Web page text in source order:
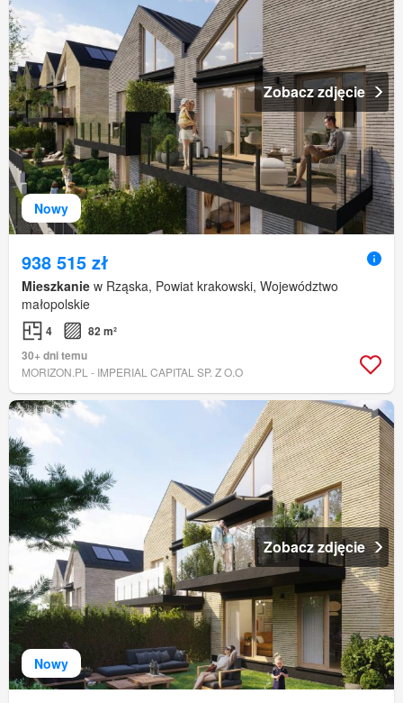
Nowy
Zobacz zdjęcie
938 515 zł
Mieszkanie w Rząska, Powiat krakowski, Województwo
małopolskie
4
82 m²
30+ dni temu
MORIZON.PL - IMPERIAL CAPITAL SP. Z O.O
Nowy
Zobacz zdjęcie